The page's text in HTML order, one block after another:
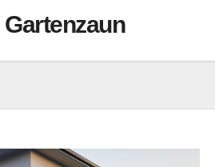
Gartenzaun